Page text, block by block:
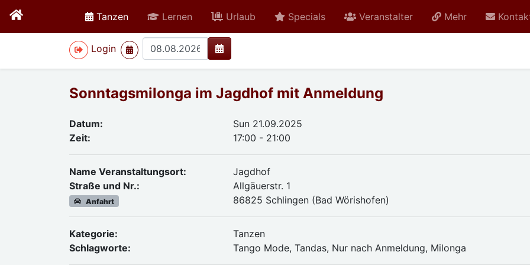
Tanzenactive Lernen Urlaub Specials Veranstalter Mehr
Login
>
Sonntagsmilonga im Jagdhof mit Anmeldung
Datum:
Sun 21.09.2025
Zeit:
17:00 - 21:00
Name Veranstaltungsort:
Jagdhof
Straße und Nr.:
Anfahrt
Allgäuerstr. 1
86825 Schlingen (Bad Wörishofen)
Kategorie:
Tanzen
Schlagworte:
Tango Mode, Tandas, Nur nach Anmeldung, Milonga